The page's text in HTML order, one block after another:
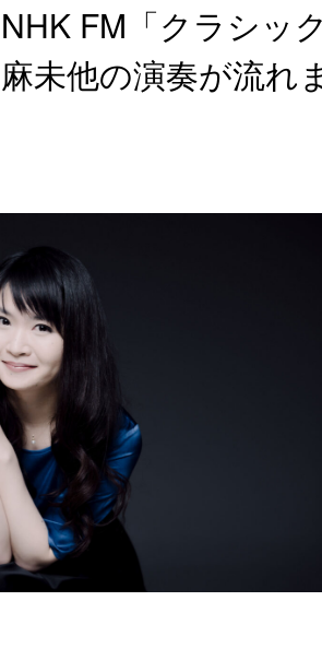
FM「クラシッ
未他の演奏が流れ